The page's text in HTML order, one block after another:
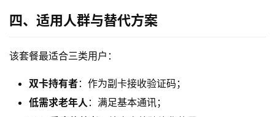
i
F
四、适用人群与替代方案
该套餐最适合三类用户：
双卡持有者：作为副卡接收验证码；
低需求老年人 ：满足基本通讯；